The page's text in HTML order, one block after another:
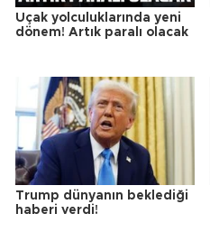
Uçak yolculuklarında yeni
dönem! Artık paralı olacak
Trump dünyanın beklediği
haberi verdi!